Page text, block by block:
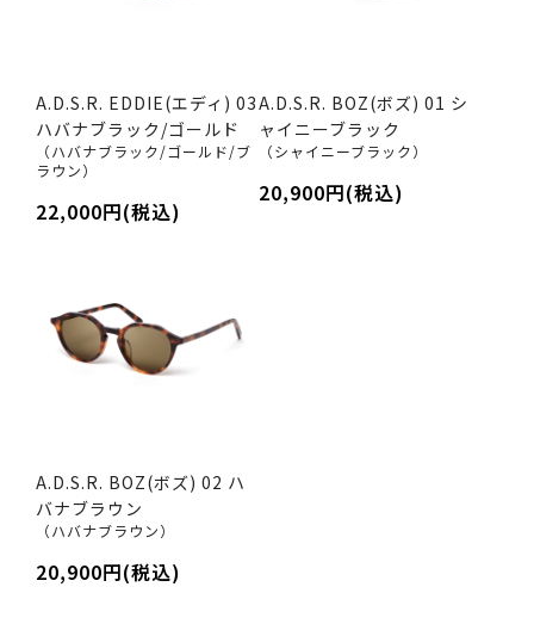
A.D.S.R. EDDIE(エディ) 03
ハバナブラック/ゴールド
（ハバナブラック/ゴールド/ブ
ラウン）
22,000円(税込)
A.D.S.R. BOZ(ボズ) 01 シ
ャイニーブラック
（シャイニーブラック）
20,900円(税込)
A.D.S.R. BOZ(ボズ) 02 ハ
バナブラウン
（ハバナブラウン）
20,900円(税込)